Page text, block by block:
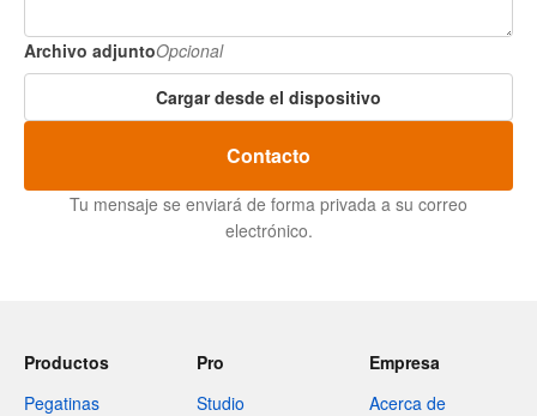
Archivo adjuntoOpcional
Cargar desde el dispositivo
Contacto
Tu mensaje se enviará de forma privada a su correo
electrónico.
Productos
Pegatinas
Pro
Studio
Empresa
Acerca de